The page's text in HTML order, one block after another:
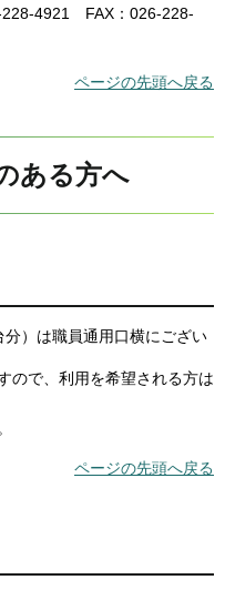
228-4921 FAX：026-228-
ページの先頭へ戻る
ある方へ
）は職員通用口横にござい
ので、利用を希望される方は
ページの先頭へ戻る